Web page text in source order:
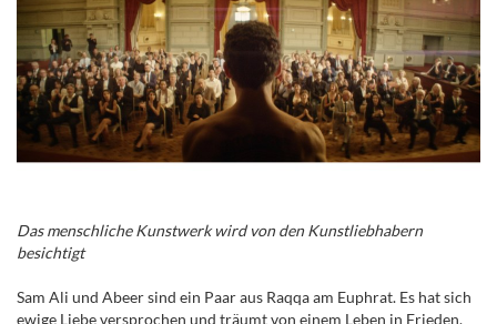
Das menschliche Kunstwerk wird von den Kunstliebhabern
besichtigt
Sam Ali und Abeer sind ein Paar aus Raqqa am Euphrat. Es hat sich
ewige Liebe versprochen und träumt von einem Leben in Frieden.